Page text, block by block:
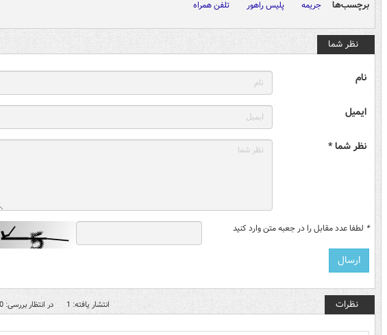
برچسب‌ها جریمه پلیس راهور تلفن همراه
نظر شما
نام
ایمیل
نظر شما *
* لطفا عدد مقابل را در جعبه متن وارد کنید
نظرات انتشار یافته: 1 در انتظار بررسی: 0